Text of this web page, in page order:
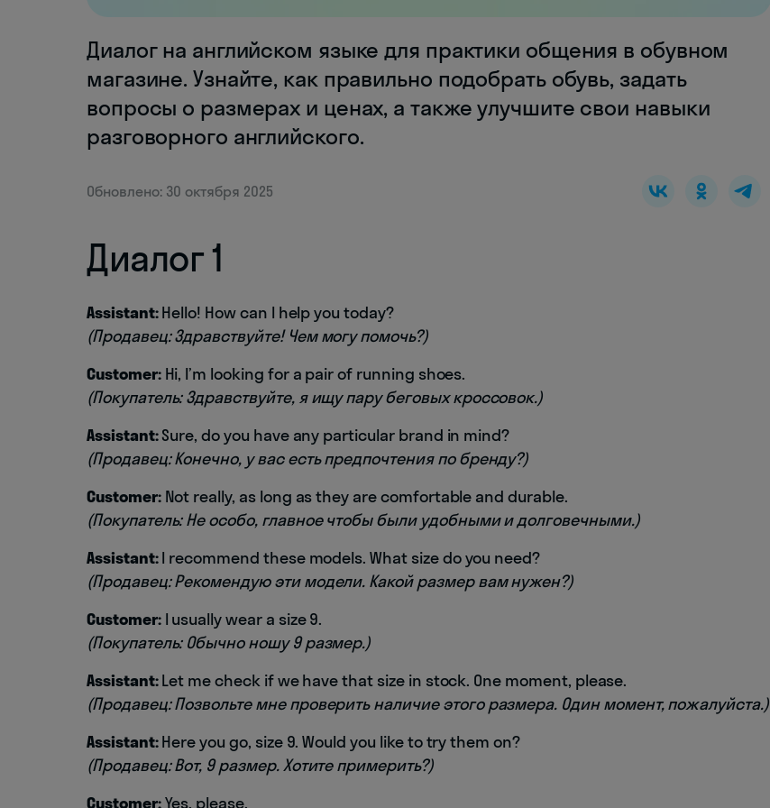
Диалог на английском языке для практики общения в обувном
магазине. Узнайте, как правильно подобрать обувь, задать
вопросы о размерах и ценах, а также улучшите свои навыки
разговорного английского.
Обновлено: 30 октября 2025
Диалог 1
Assistant:Hello! How can I help you today?
(Продавец: Здравствуйте! Чем могу помочь?)
Customer:Hi, I’m looking for a pair of running shoes.
(Покупатель: Здравствуйте, я ищу пару беговых кроссовок.)
Assistant:Sure, do you have any particular brand in mind?
(Продавец: Конечно, у вас есть предпочтения по бренду?)
Customer:Not really, as long as they are comfortable and durable.
(Покупатель: Не особо, главное чтобы были удобными и долговечными.)
Assistant:I recommend these models. What size do you need?
(Продавец: Рекомендую эти модели. Какой размер вам нужен?)
Customer:I usually wear a size 9.
(Покупатель: Обычно ношу 9 размер.)
Assistant:Let me check if we have that size in stock. One moment, please.
(Продавец: Позвольте мне проверить наличие этого размера. Один момент, пожалуйста.)
Assistant:Here you go, size 9. Would you like to try them on?
(Продавец: Вот, 9 размер. Хотите примерить?)
Customer:Yes, please.